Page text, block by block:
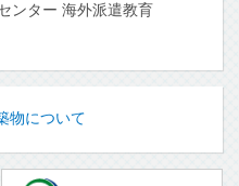
ンター 海外派遣教育
物について